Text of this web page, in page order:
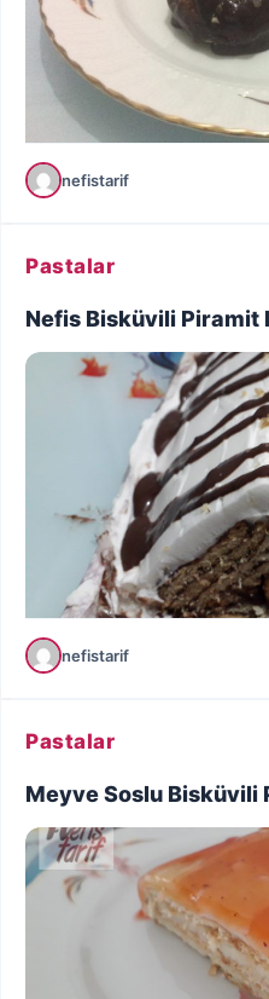
nefistarif
Pastalar
Nefis Bisküvili Piramit
nefistarif
Pastalar
Meyve Soslu Bisküvili